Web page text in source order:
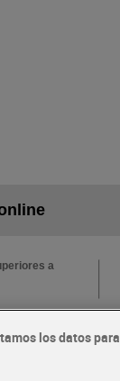
a
los datos para